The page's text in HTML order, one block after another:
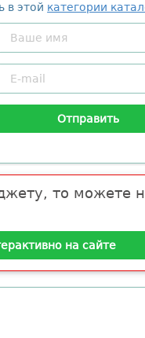
в этой категории
то можете
на сайте